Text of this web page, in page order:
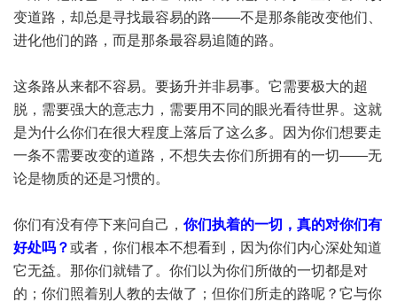
变道路，却总是寻找最容易的路——不是那条能改变他们、
进化他们的路，而是那条最容易追随的路。
这条路从来都不容易。要扬升并非易事。它需要极大的超
脱，需要强大的意志力，需要用不同的眼光看待世界。这就
是为什么你们在很大程度上落后了这么多。因为你们想要走
一条不需要改变的道路，不想失去你们所拥有的一切——无
论是物质的还是习惯的。
你们有没有停下来问自己， 你们执着的一切，真的对你们有
好处吗？或者，你们根本不想看到，因为你们内心深处知道
它无益。那你们就错了。你们以为你们所做的一切都是对
的；你们照着别人教的去做了；但你们所走的路呢？它与你